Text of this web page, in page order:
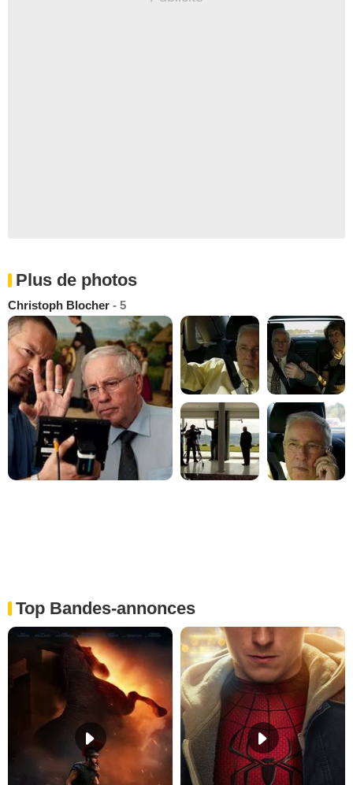
Plus de photos
Christoph Blocher - 5
Top Bandes-annonces